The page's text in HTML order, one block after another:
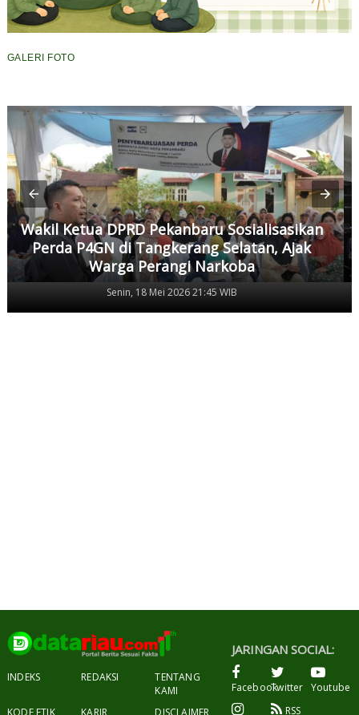
GALERI FOTO
Wakil Ketua DPRD Pekanbaru Sosialisasikan
Perda P4GN di Tangkerang Selatan, Ajak
Warga Perangi Narkoba
Senin, 18 Mei 2026 21:45 WIB
INDEKS REDAKSI
TENTANG
KAMI
JARINGAN SOCIAL:
FacebookTwitter Youtube
RSS